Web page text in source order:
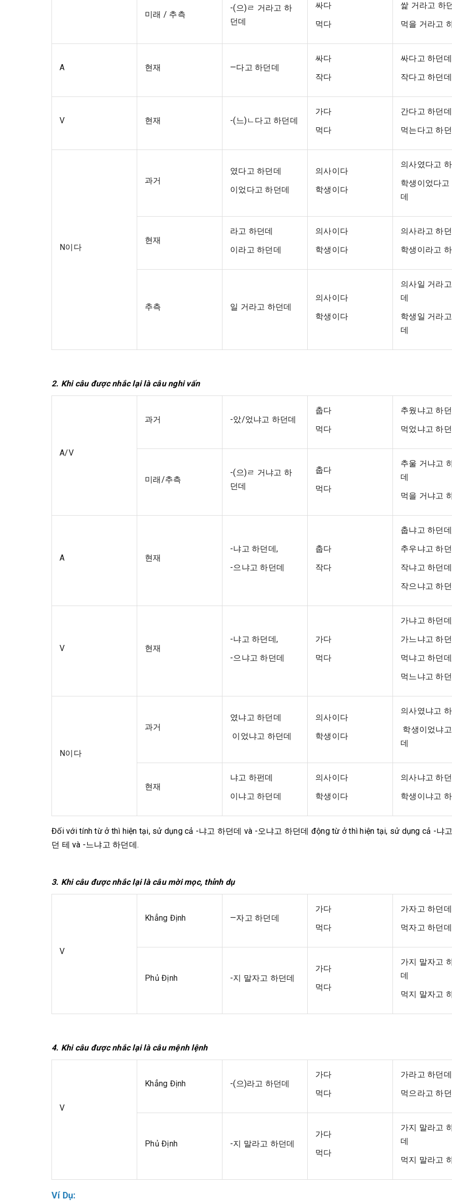
미래 / 추측
-(으)ㄹ 거라고 하
던데
싸다
먹다
쌅 거라고 하
먹을 거라고
A 현재 —다고 하던데
싸다
작다
싸다고 하던데
작다고 하던데
V 현재 -(느)ㄴ다고 하던데
가다
먹다
간다고 하던데
먹는다고 하
N이다
과거
였다고 하던데
이었다고 하던데
의사이다
학생이다
의사였다고
학생이었다고
데
현재
라고 하던데
이라고 하던데
의사이다
학생이다
의사라고 하
학생이라고
추측 일 거라고 하던데
의사이다
학생이다
의사일 거라
데
학생일 거라
데
2. Khi câu được nhắc lại là câu nghi vấn
A/V
과거 -았/었냐고 하던데
춥다
먹다
추웠냐고 하
먹었냐고 하
미래/추측
-(으)ㄹ 거냐고 하
던데
춥다
먹다
추울 거냐고
데
먹을 거냐고
A 현재
-냐고 하던데,
-으냐고 하던데
춥다
작다
춥냐고 하던
추우냐고 하
작냐고 하던데
작으냐고 하
V 현재
-냐고 하던데,
-으냐고 하던데
가다
먹다
가냐고 하던
가느냐고 하
먹냐고 하던
먹느냐고 하
N이다
과거
였냐고 하던데
이었냐고 하던데
의사이다
학생이다
의사였냐고
학생이었냐
데
현재
냐고 하펀데
이냐고 하던데
의사이다
학생이다
의사냐고 하
학생이냐고
Đối với tính từ ở thì hiện tại, sử dụng cả -냐고 하던데 và -오냐고 하던데 động từ ở thì hiện tại, sử dụng cả -냐
던 테 và -느냐고 하던데.
3. Khi câu được nhắc lại là câu mời mọc, thỉnh dụ
V
Khẳng Định —자고 하던데
가다
먹다
가자고 하던데
먹자고 하던데
Phủ Định -지 말자고 하던데
가다
먹다
가지 말자고
데
먹지 말자고
4. Khi câu được nhắc lại là câu mệnh lệnh
V
Khẳng Định -(으)라고 하던데
가다
먹다
가라고 하던데
먹으라고 하
Phủ Định -지 말라고 하던데
가다
먹다
가지 말라고
데
먹지 말라고
Ví Dụ: